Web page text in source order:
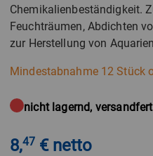
Chemikalienbeständigkeit.
Feuchträumen, Abdichten
zur Herstellung von
Mindestabnahme 12 Stück
nicht lagernd,
8,47 € netto